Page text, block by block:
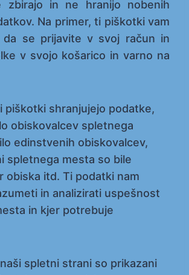
zbirajo in ne hranijo nobenih
Na primer, ti piškotki vam
da se prijavite v svoj račun in
v svojo košarico in varno na
piškotki shranjujejo podatke,
obiskovalcev spletnega
edinstvenih obiskovalcev,
spletnega mesta so bile
obiska itd. Ti podatki nam
in analizirati uspešnost
in kjer potrebuje
spletni strani so prikazani